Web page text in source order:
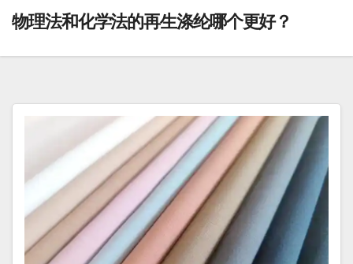
物理法和化学法的再生涤纶哪个更好？